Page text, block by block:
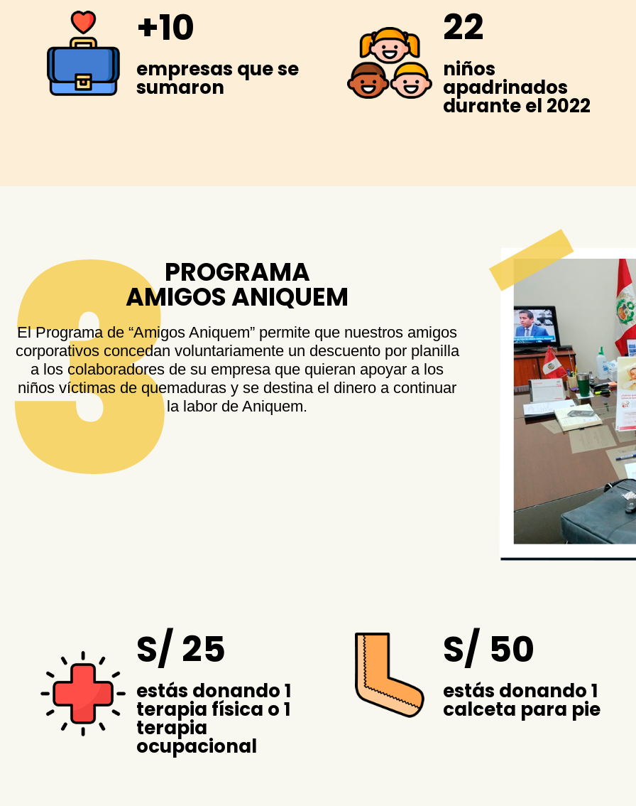
+10
empresas que se
sumaron
22
niños
apadrinados
durante el 2022
PROGRAMA
AMIGOS ANIQUEM
El Programa de “Amigos Aniquem” permite que nuestros amigos
corporativos concedan voluntariamente un descuento por planilla
a los colaboradores de su empresa que quieran apoyar a los
niños víctimas de quemaduras y se destina el dinero a continuar
la labor de Aniquem.
S/ 25
estás donando 1
terapia física o 1
terapia
ocupacional
S/ 50
estás donando 1
calceta para pie